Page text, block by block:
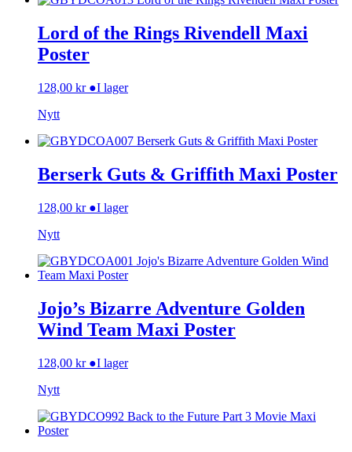
Lord of the Rings Rivendell Maxi
Poster
128,00 kr ●I lager
Nytt
Berserk Guts & Griffith Maxi Poster
128,00 kr ●I lager
Nytt
Jojo’s Bizarre Adventure Golden
Wind Team Maxi Poster
128,00 kr ●I lager
Nytt